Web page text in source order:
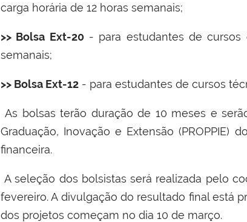
carga horária de 12 horas semanais;
>> Bolsa Ext-20- para estudantes de cursos
semanais;
>> Bolsa Ext-12 - para estudantes de cursos
As bolsas terão duração de 10 meses e
Graduação, Inovação e Extensão (PROPPIE)
financeira.
A seleção dos bolsistas será realizada pelo
fevereiro. A divulgação do resultado final está
dos projetos começam no dia 10 de março.